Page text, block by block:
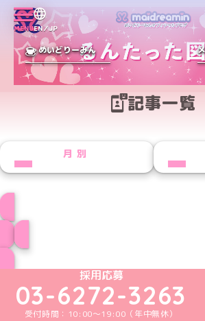
MENUEN／JP
めいどりーみん
記事一覧
月別
めいどりーみんTikTok公式
めいどりーみんX公式
めいどりーみん
めいどりー
めい
採用応募
03-6272-3263
受付時間：10:00～19:00（年中無休）